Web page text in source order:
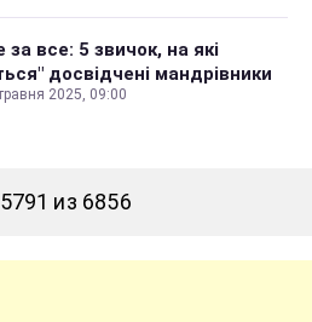
все: 5 звичок, на які
досвідчені мандрівники
2025, 09:00
из 6856